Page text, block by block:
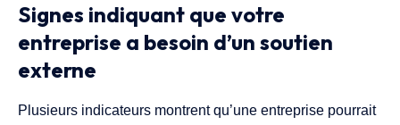
Signes indiquant que votre
entreprise a besoin d’un soutien
externe
Plusieurs indicateurs montrent qu’une entreprise pourrait